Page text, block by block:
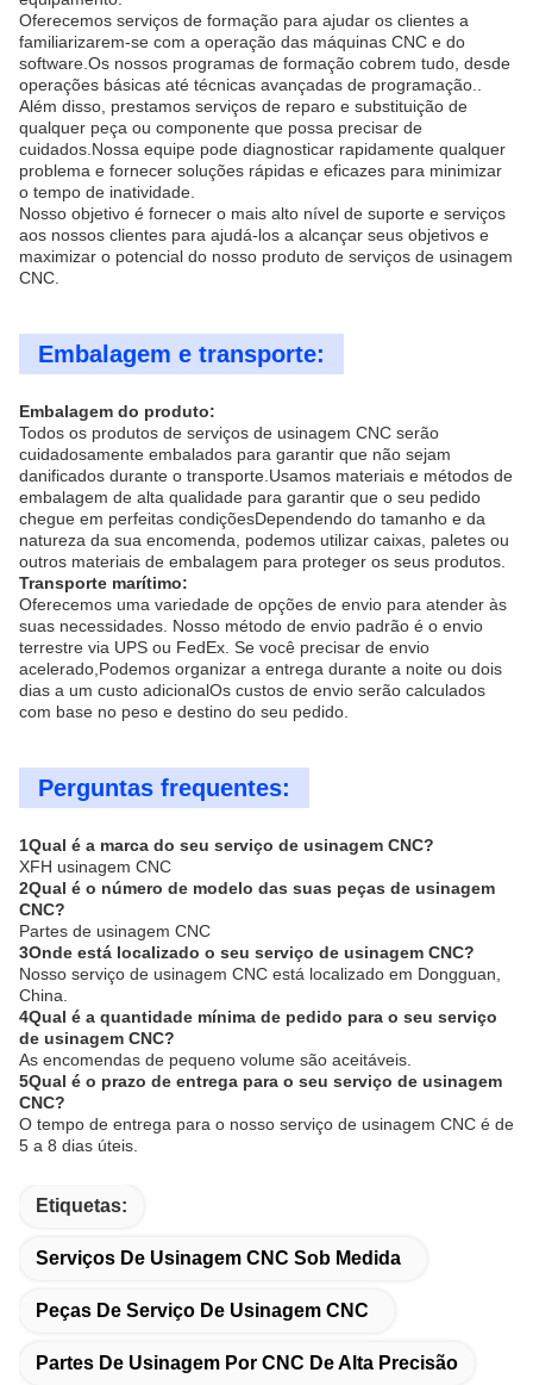
Oferecemos serviços de formação para ajudar os clientes a
familiarizarem-se com a operação das máquinas CNC e do
software.Os nossos programas de formação cobrem tudo, desde
operações básicas até técnicas avançadas de programação..
Além disso, prestamos serviços de reparo e substituição de
qualquer peça ou componente que possa precisar de
cuidados.Nossa equipe pode diagnosticar rapidamente qualquer
problema e fornecer soluções rápidas e eficazes para minimizar
o tempo de inatividade.
Nosso objetivo é fornecer o mais alto nível de suporte e serviços
aos nossos clientes para ajudá-los a alcançar seus objetivos e
maximizar o potencial do nosso produto de serviços de usinagem
CNC.
Embalagem e transporte:
Embalagem do produto:
Todos os produtos de serviços de usinagem CNC serão
cuidadosamente embalados para garantir que não sejam
danificados durante o transporte.Usamos materiais e métodos de
embalagem de alta qualidade para garantir que o seu pedido
chegue em perfeitas condiçõesDependendo do tamanho e da
natureza da sua encomenda, podemos utilizar caixas, paletes ou
outros materiais de embalagem para proteger os seus produtos.
Transporte marítimo:
Oferecemos uma variedade de opções de envio para atender às
suas necessidades. Nosso método de envio padrão é o envio
terrestre via UPS ou FedEx. Se você precisar de envio
acelerado,Podemos organizar a entrega durante a noite ou dois
dias a um custo adicionalOs custos de envio serão calculados
com base no peso e destino do seu pedido.
Perguntas frequentes:
1Qual é a marca do seu serviço de usinagem CNC?
XFH usinagem CNC
2Qual é o número de modelo das suas peças de usinagem
CNC?
Partes de usinagem CNC
3Onde está localizado o seu serviço de usinagem CNC?
Nosso serviço de usinagem CNC está localizado em Dongguan,
China.
4Qual é a quantidade mínima de pedido para o seu serviço
de usinagem CNC?
As encomendas de pequeno volume são aceitáveis.
5Qual é o prazo de entrega para o seu serviço de usinagem
CNC?
O tempo de entrega para o nosso serviço de usinagem CNC é de
5 a 8 dias úteis.
Etiquetas:
Serviços De Usinagem CNC Sob Medida
Peças De Serviço De Usinagem CNC
Partes De Usinagem Por CNC De Alta Precisão